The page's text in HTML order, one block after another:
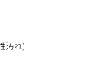
汚れ)